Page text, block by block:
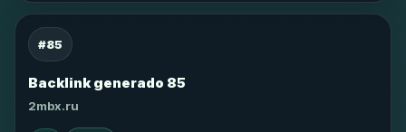
#85
Backlink generado 85
2mbx.ru